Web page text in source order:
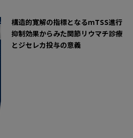
構造的寛解の指標となるｍTSS進行
抑制効果からみた関節リウマチ診療
とジセレカ投与の意義